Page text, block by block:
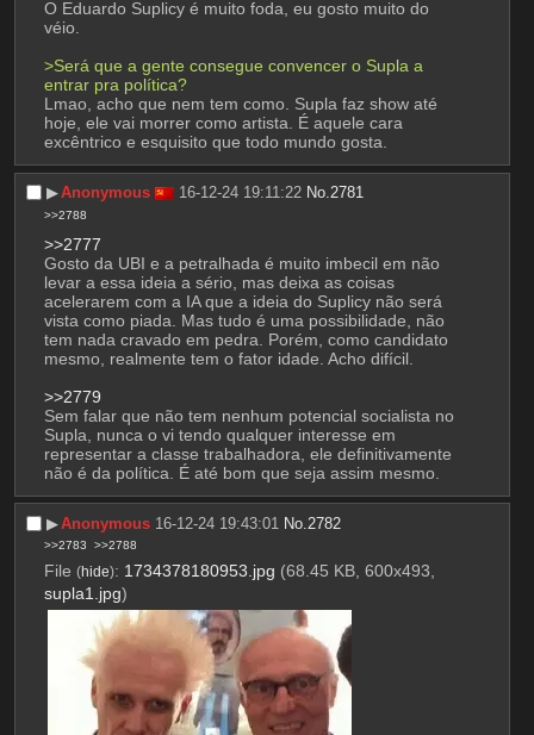
O Eduardo Suplicy é muito foda, eu gosto muito do
véio.
>Será que a gente consegue convencer o Supla a
entrar pra política?
Lmao, acho que nem tem como. Supla faz show até
hoje, ele vai morrer como artista. É aquele cara
excêntrico e esquisito que todo mundo gosta.
▶︎Anonymous 16-12-24 19:11:22 No.2781
>>2788
>>2777
Gosto da UBI e a petralhada é muito imbecil em não
levar a essa ideia a sério, mas deixa as coisas
acelerarem com a IA que a ideia do Suplicy não será
vista como piada. Mas tudo é uma possibilidade, não
tem nada cravado em pedra. Porém, como candidato
mesmo, realmente tem o fator idade. Acho difícil.
>>2779
Sem falar que não tem nenhum potencial socialista no
Supla, nunca o vi tendo qualquer interesse em
representar a classe trabalhadora, ele definitivamente
não é da política. É até bom que seja assim mesmo.
▶︎Anonymous 16-12-24 19:43:01 No. 2782
>>2783 >>2788
File (hide): 1734378180953.jpg (68.45 KB, 600x493,
supla1.jpg)